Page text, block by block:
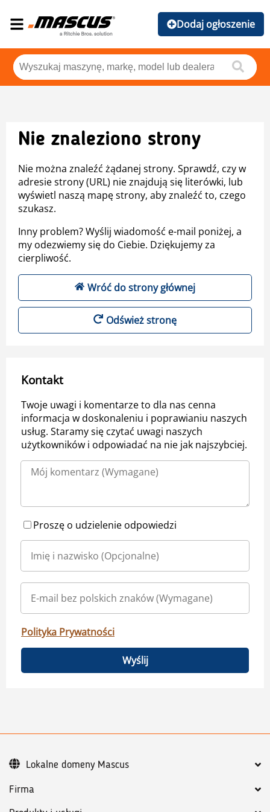
Dodaj ogłoszenie
Nie znaleziono strony
Nie można znaleźć żądanej strony. Sprawdź, czy w
adresie strony (URL) nie znajdują się literówki, lub
wyświetl naszą mapę strony, aby znaleźć to, czego
szukasz.
Inny problem? Wyślij wiadomość e-mail poniżej, a
my odezwiemy się do Ciebie. Dziękujemy za
cierpliwość.
Wróć do strony głównej
Odśwież stronę
Kontakt
Twoje uwagi i komentarze to dla nas cenna
informacja w doskonaleniu i poprawianiu naszych
usług. Staramy się czytać uwagi naszych
użytkowników i odpowiadać na nie jak najszybciej.
Proszę o udzielenie odpowiedzi
Polityka Prywatności
Wyślij
Firma
Lokalne domeny Mascus